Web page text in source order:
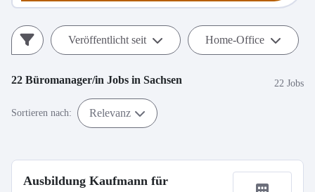
Veröffentlicht seit Home-Office
22 Büromanager/in Jobs in Sachsen 22 Jobs
Sortieren nach: Relevanz
Ausbildung Kaufmann für